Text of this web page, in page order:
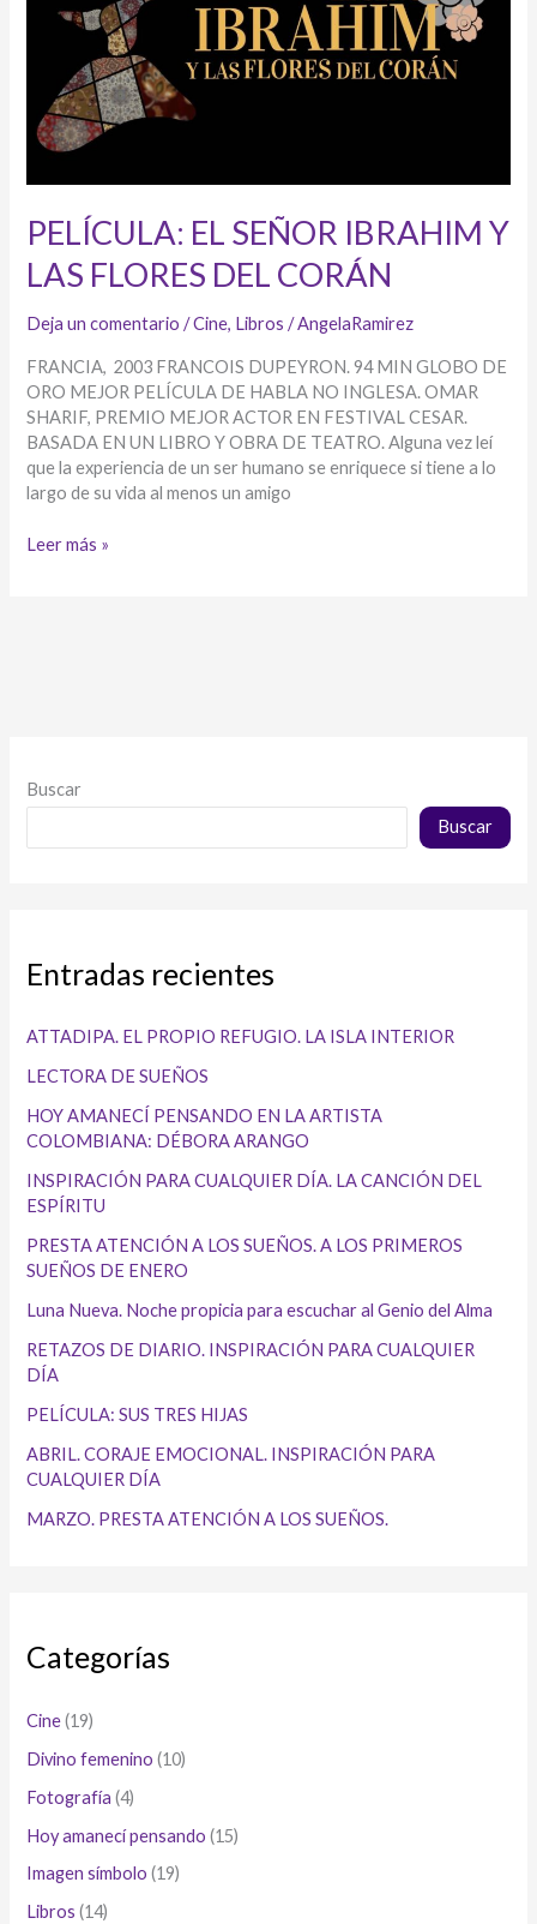
PELÍCULA: EL SEÑOR IBRAHIM Y
LAS FLORES DEL CORÁN
Deja un comentario /Cine, Libros /AngelaRamirez
FRANCIA, 2003 FRANCOIS DUPEYRON. 94 MIN GLOBO DE
ORO MEJOR PELÍCULA DE HABLA NO INGLESA. OMAR
SHARIF, PREMIO MEJOR ACTOR EN FESTIVAL CESAR.
BASADA EN UN LIBRO Y OBRA DE TEATRO. Alguna vez leí
que la experiencia de un ser humano se enriquece si tiene a lo
largo de su vida al menos un amigo
PELÍCULA:
Leer más »
Buscar
Buscar
Entradas recientes
ATTADIPA. EL PROPIO REFUGIO. LA ISLA INTERIOR
LECTORA DE SUEÑOS
HOY AMANECÍ PENSANDO EN LA ARTISTA
COLOMBIANA: DÉBORA ARANGO
INSPIRACIÓN PARA CUALQUIER DÍA. LA CANCIÓN DEL
ESPÍRITU
PRESTA ATENCIÓN A LOS SUEÑOS. A LOS PRIMEROS
SUEÑOS DE ENERO
Luna Nueva. Noche propicia para escuchar al Genio del Alma
RETAZOS DE DIARIO. INSPIRACIÓN PARA CUALQUIER
DÍA
PELÍCULA: SUS TRES HIJAS
ABRIL. CORAJE EMOCIONAL. INSPIRACIÓN PARA
CUALQUIER DÍA
MARZO. PRESTA ATENCIÓN A LOS SUEÑOS.
Categorías
Cine(19)
Divino femenino (10)
Fotografía (4)
Hoy amanecí pensando (15)
Imagen símbolo (19)
Libros (14)